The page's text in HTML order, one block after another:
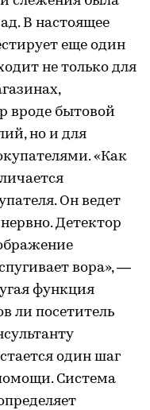
В настоящее
еще один
не только для
вроде бытовой
но и для
«Как
Он ведет
Детектор
вора», —
функция
ли посетитель
один шаг
Система